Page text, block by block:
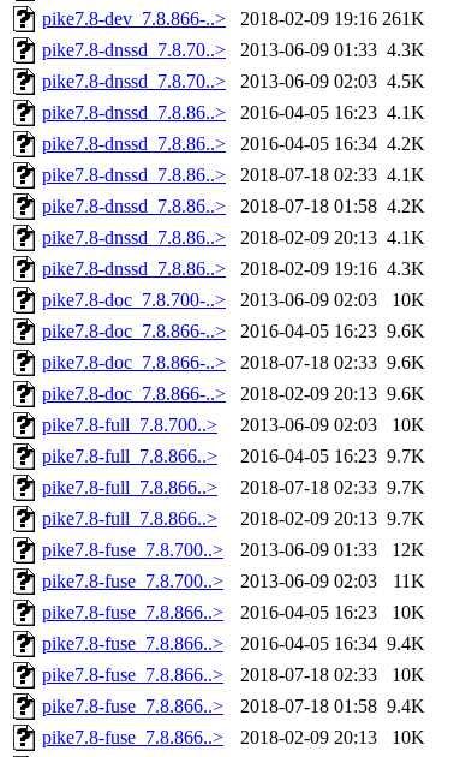
pike7.8-dev_7.8.866-..>
2018-02-09 19:16 261K
pike7.8-dnssd_7.8.70..>
2013-06-09 01:33 4.3K
pike7.8-dnssd_7.8.70..>
2013-06-09 02:03 4.5K
pike7.8-dnssd_7.8.86..>
2016-04-05 16:23 4.1K
pike7.8-dnssd_7.8.86..>
2016-04-05 16:34 4.2K
pike7.8-dnssd_7.8.86..>
2018-07-18 02:33 4.1K
pike7.8-dnssd_7.8.86..>
2018-07-18 01:58 4.2K
pike7.8-dnssd_7.8.86..>
2018-02-09 20:13 4.1K
pike7.8-dnssd_7.8.86..>
2018-02-09 19:16 4.3K
pike7.8-doc_7.8.700-..>
2013-06-09 02:03
10K
pike7.8-doc_7.8.866-..>
2016-04-05 16:23 9.6K
pike7.8-doc_7.8.866-..>
2018-07-18 02:33 9.6K
pike7.8-doc_7.8.866-..>
2018-02-09 20:13 9.6K
pike7.8-full_7.8.700..>
2013-06-09 02:03
10K
pike7.8-full_7.8.866..>
2016-04-05 16:23 9.7K
pike7.8-full_7.8.866..>
2018-07-18 02:33 9.7K
pike7.8-full_7.8.866..>
2018-02-09 20:13 9.7K
pike7.8-fuse_7.8.700..>
2013-06-09 01:33
12K
pike7.8-fuse_7.8.700..>
2013-06-09 02:03
11K
pike7.8-fuse_7.8.866..>
2016-04-05 16:23
10K
pike7.8-fuse_7.8.866..>
2016-04-05 16:34 9.4K
pike7.8-fuse_7.8.866..>
2018-07-18 02:33
10K
pike7.8-fuse_7.8.866..>
2018-07-18 01:58 9.4K
pike7.8-fuse_7.8.866..>
2018-02-09 20:13
10K